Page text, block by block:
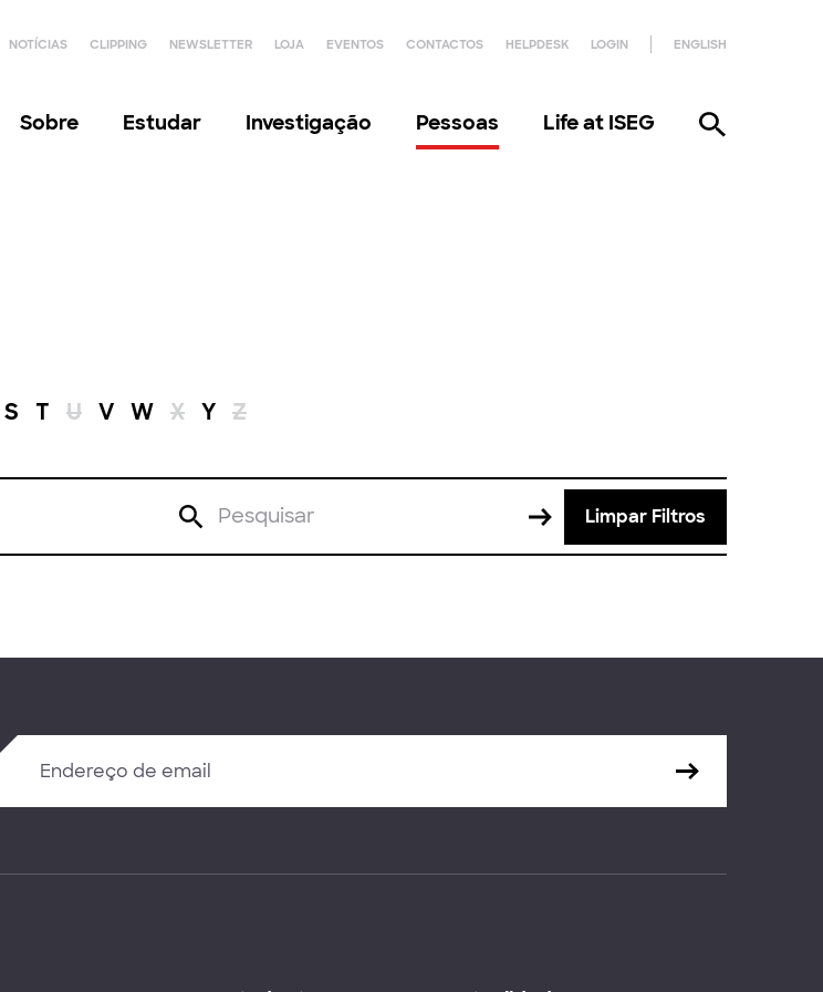
NOTÍCIAS CLIPPING NEWSLETTER LOJA EVENTOS CONTACTOS HELPDESK LOGIN ENGLISH
Sobre Estudar Investigação Pessoas Life at ISEG
S T U V W X Y Z
Limpar Filtros